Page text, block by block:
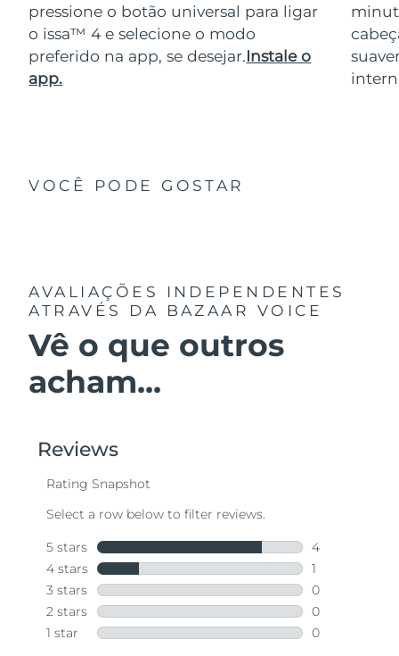
pressione o botão universal para ligar
o issa™ 4 e selecione o modo
preferido na app, se desejar.Instale o
app.
VOCÊ PODE GOSTAR
AVALIAÇÕES INDEPENDENTES
ATRAVÉS DA BAZAAR VOICE
Vê o que outros
acham...